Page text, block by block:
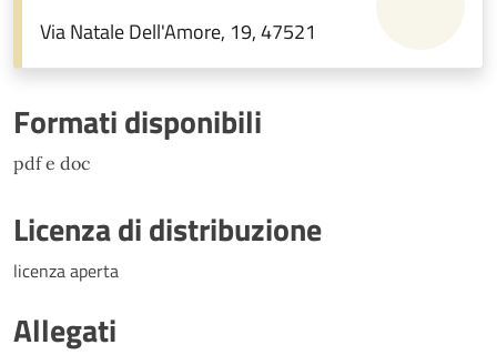
Via Natale Dell'Amore, 19, 47521
Formati disponibili
pdf e doc
Licenza di distribuzione
licenza aperta
Allegati